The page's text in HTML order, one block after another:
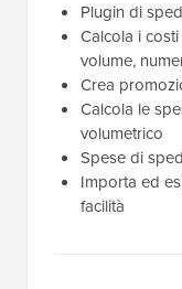
Plugin di
Calcola i
volume,
Crea
Calcola le
volumetrico
Spese di
Importa ed
facilità